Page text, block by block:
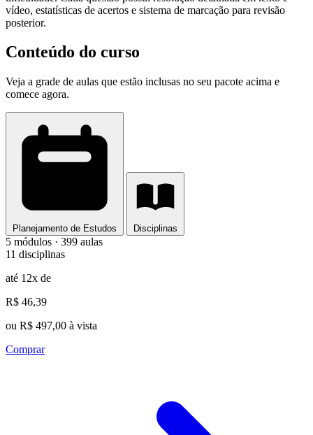
vídeo, estatísticas de acertos e sistema de marcação para revisão
posterior.
Conteúdo do curso
Veja a grade de aulas que estão inclusas no seu pacote acima e
comece agora.
Planejamento de Estudos Disciplinas
5 módulos · 399 aulas
11 disciplinas
até 12x de
R$ 46,39
ou R$ 497,00 à vista
Comprar